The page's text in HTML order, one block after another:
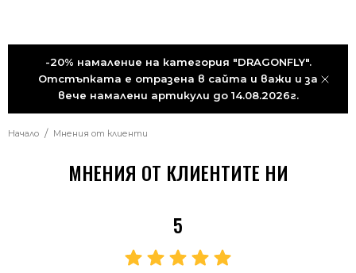
-20% намаление на категория "DRAGONFLY".
Отстъпката е отразена в сайта и важи и за
вече намалени артикули до 14.08.2026г.
Начало Мнения от клиенти
МНЕНИЯ ОТ КЛИЕНТИТЕ НИ
5